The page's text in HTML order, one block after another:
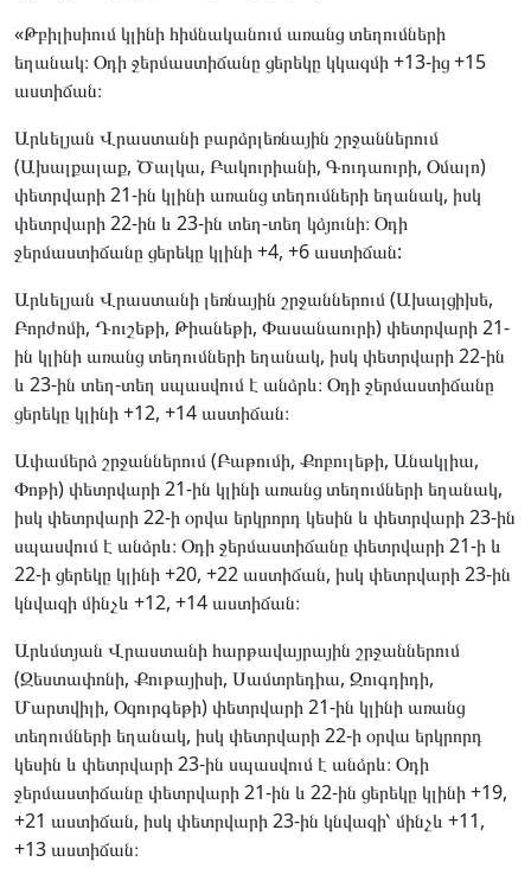
«Թբիլիսիում կլինի հիմնականում առանց տեղումների
եղանակ։ Օդի ջերմաստիճանը ցերեկը կկազմի +13-ից +15
աստիճան։
Արևելյան Վրաստանի բարձրլեռնային շրջաններում
(Ախալքալաք, Ծալկա, Բակուրիանի, Գուդաուրի, Օմալո)
փետրվարի 21-ին կլինի առանց տեղումների եղանակ, իսկ
փետրվարի 22-ին և 23-ին տեղ-տեղ կձյունի։ Օդի
ջերմաստիճանը ցերեկը կլինի +4, +6 աստիճան:
Արևելյան Վրաստանի լեռնային շրջաններում (Ախալցիխե,
Բորժոմի, Դուշեթի, Թիանեթի, Փասանաուրի) փետրվարի 21-
ին կլինի առանց տեղումների եղանակ, իսկ փետրվարի 22-ին
և 23-ին տեղ-տեղ սպասվում է անձրև։ Օդի ջերմաստիճանը
ցերեկը կլինի +12, +14 աստիճան։
Ափամերձ շրջաններում (Բաթումի, Քոբուլեթի, Անակլիա,
Փոթի) փետրվարի 21-ին կլինի առանց տեղումների եղանակ,
իսկ փետրվարի 22-ի օրվա երկրորդ կեսին և փետրվարի 23-ին
սպասվում է անձրև։ Օդի ջերմաստիճանը փետրվարի 21-ի և
22-ի ցերեկը կլինի +20, +22 աստիճան, իսկ փետրվարի 23-ին
կնվազի մինչև +12, +14 աստիճան։
Արևմտյան Վրաստանի հարթավայրային շրջաններում
(Զեստափոնի, Քութայիսի, Սամտրեդիա, Զուգդիդի,
Մարտվիլի, Օզուրգեթի) փետրվարի 21-ին կլինի առանց
տեղումների եղանակ, իսկ փետրվարի 22-ի օրվա երկրորդ
կեսին և փետրվարի 23-ին սպասվում է անձրև։ Օդի
ջերմաստիճանը փետրվարի 21-ին և 22-ին ցերեկը կլինի +19,
+21 աստիճան, իսկ փետրվարի 23-ին կնվազի՝ մինչև +11,
+13 աստիճան։